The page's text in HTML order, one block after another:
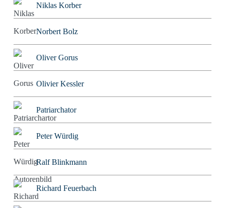
Niklas Korber
Norbert Bolz
Oliver Gorus
Olivier Kessler
Patriarchator
Peter Würdig
Ralf Blinkmann
Richard Feuerbach